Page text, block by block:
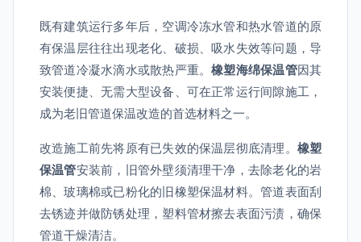
既有建筑运行多年后，空调冷冻水管和热水管道的原
有保温层往往出现老化、破损、吸水失效等问题，导
致管道冷凝水滴水或散热严重。橡塑海绵保温管因其
安装便捷、无需大型设备、可在正常运行间隙施工，
成为老旧管道保温改造的首选材料之一。
改造施工前先将原有已失效的保温层彻底清理。 橡塑
保温管安装前，旧管外壁须清理干净，去除老化的岩
棉、玻璃棉或已粉化的旧橡塑保温材料。管道表面刮
去锈迹并做防锈处理，塑料管材擦去表面污渍，确保
管道干燥清洁。